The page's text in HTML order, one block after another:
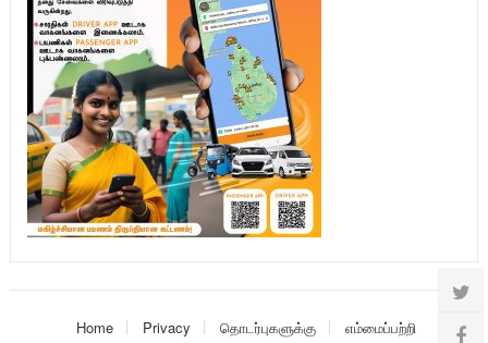
Home Privacy தொடர்புகளுக்கு எம்மைப்பற்றி